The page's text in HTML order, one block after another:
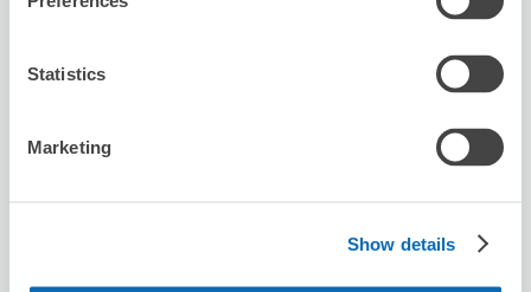
Statistics
Marketing
Show details